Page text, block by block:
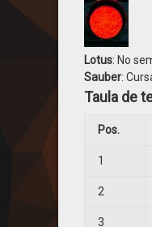
Lotus: No
Sauber:
Taula de
Pos.
1
2
3